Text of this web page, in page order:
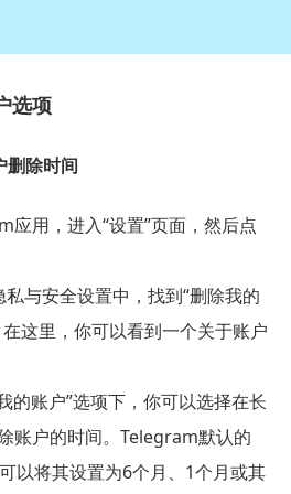
选项
除时间
应用，进入“设置”页面，然后点
私与安全设置中，找到“删除我的
这里，你可以看到一个关于账户
的账户”选项下，你可以选择在长
账户的时间。Telegram默认的
以将其设置为6个月、1个月或其